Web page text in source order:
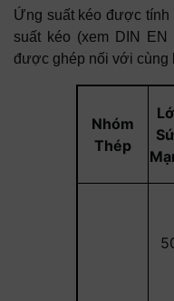
Ứng suất kéo được tính
suất kéo (xem DIN
được ghép nối với cùng
Nhóm
Thép